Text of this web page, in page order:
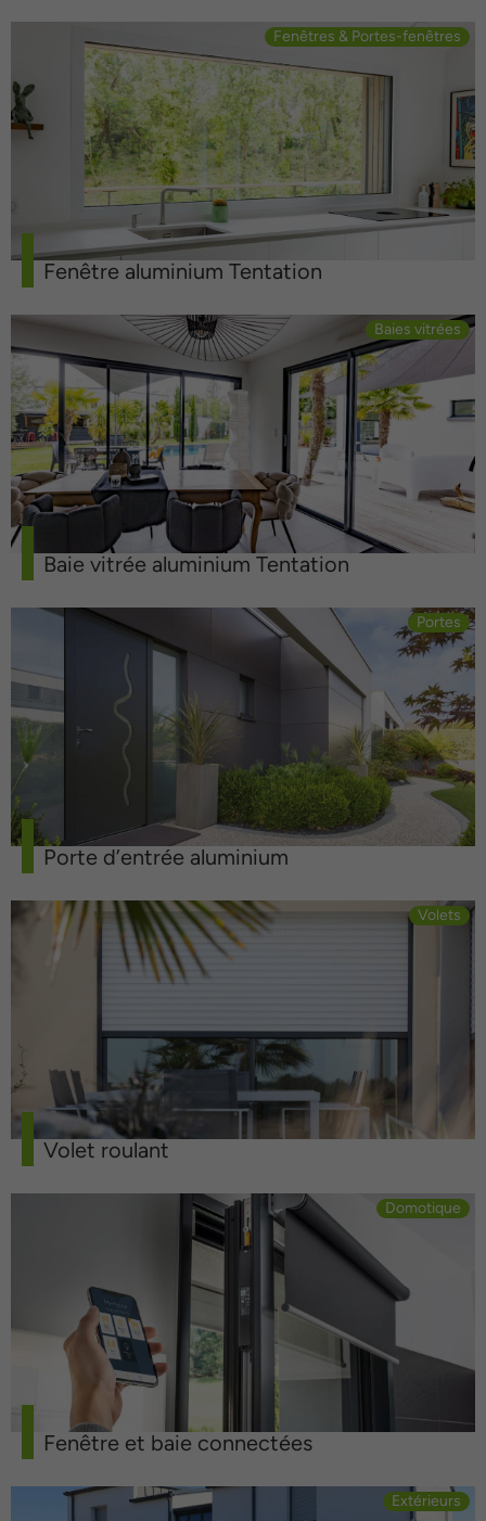
Fenêtre aluminium Tentation
Fenêtres & Portes-fenêtres
Baie vitrée aluminium Tentation
Baies vitrées
Porte d’entrée aluminium
Portes
Volet roulant
Volets
Fenêtre et baie connectées
Domotique
Extérieurs